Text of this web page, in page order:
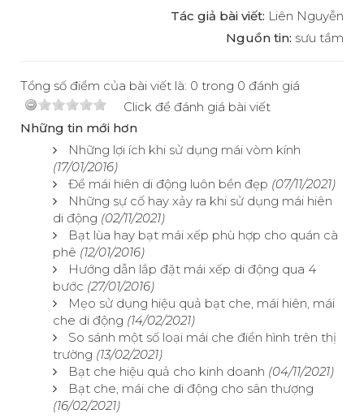
Tác giả bài viết: Liên Nguyễn
Nguồn tin: sưu tầm
Tổng số điểm của bài viết là: 0 trong 0 đánh giá
Click để đánh giá bài viết
Những tin mới hơn
Những lợi ích khi sử dụng mái vòm kính
(17/01/2016)
Để mái hiên di động luôn bền đẹp (07/11/2021)
Những sự cố hay xảy ra khi sử dụng mái hiên
di động (02/11/2021)
Bạt lùa hay bạt mái xếp phù hợp cho quán cà
phê (12/01/2016)
Hướng dẫn lắp đặt mái xếp di động qua 4
bước (27/01/2016)
Mẹo sử dụng hiệu quả bạt che, mái hiên, mái
che di động (14/02/2021)
So sánh một số loại mái che điển hình trên thị
trường (13/02/2021)
Bạt che hiệu quả cho kinh doanh (04/11/2021)
Bạt che, mái che di động cho sân thượng
(16/02/2021)